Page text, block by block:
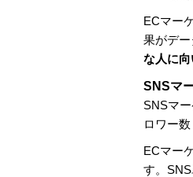
ECマー
果がデー
な人に向
SNSマ
SNSマ
ロワー
ECマー
す。